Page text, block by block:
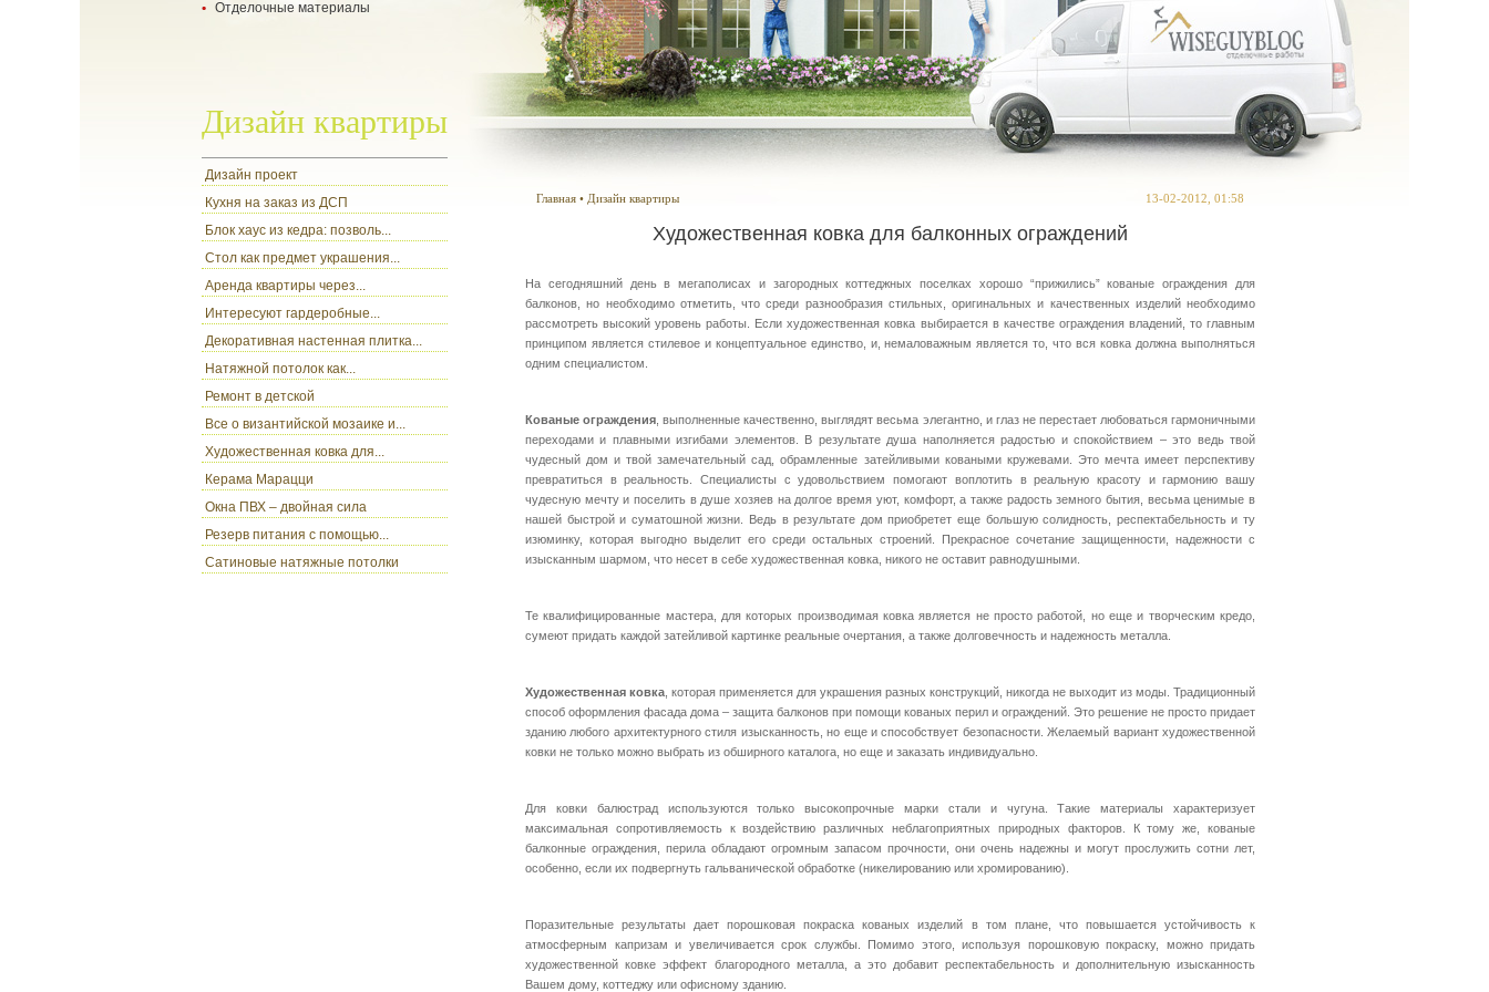
- укладка ламината
Отделочные материалы
Дизайн квартиры
Дизайн проект
Кухня на заказ из ДСП
Блок хаус из кедра: позволь...
Стол как предмет украшения...
Аренда квартиры через...
Интересуют гардеробные...
Декоративная настенная плитка...
Натяжной потолок как...
Ремонт в детской
Все о византийской мозаике и...
Художественная ковка для...
Керама Марацци
Окна ПВХ – двойная сила
Резерв питания с помощью...
Сатиновые натяжные потолки
Главная • Дизайн квартиры 13-02-2012, 01:58
Художественная ковка для балконных ограждений
На сегодняшний день в мегаполисах и загородных коттеджных поселках хорошо “прижились” кованые ограждения для
балконов, но необходимо отметить, что среди разнообразия стильных, оригинальных и качественных изделий необходимо
рассмотреть высокий уровень работы. Если художественная ковка выбирается в качестве ограждения владений, то главным
принципом является стилевое и концептуальное единство, и, немаловажным является то, что вся ковка должна выполняться
одним специалистом.
Кованые ограждения , выполненные качественно, выглядят весьма элегантно, и глаз не перестает любоваться гармоничными
переходами и плавными изгибами элементов. В результате душа наполняется радостью и спокойствием – это ведь твой
чудесный дом и твой замечательный сад, обрамленные затейливыми коваными кружевами. Это мечта имеет перспективу
превратиться в реальность. Специалисты с удовольствием помогают воплотить в реальную красоту и гармонию вашу
чудесную мечту и поселить в душе хозяев на долгое время уют, комфорт, а также радость земного бытия, весьма ценимые в
нашей быстрой и суматошной жизни. Ведь в результате дом приобретет еще большую солидность, респектабельность и ту
изюминку, которая выгодно выделит его среди остальных строений. Прекрасное сочетание защищенности, надежности с
изысканным шармом, что несет в себе художественная ковка, никого не оставит равнодушными.
Те квалифицированные мастера, для которых производимая ковка является не просто работой, но еще и творческим кредо,
сумеют придать каждой затейливой картинке реальные очертания, а также долговечность и надежность металла.
Художественная ковка , которая применяется для украшения разных конструкций, никогда не выходит из моды. Традиционный
способ оформления фасада дома – защита балконов при помощи кованых перил и ограждений. Это решение не просто придает
зданию любого архитектурного стиля изысканность, но еще и способствует безопасности. Желаемый вариант художественной
ковки не только можно выбрать из обширного каталога, но еще и заказать индивидуально.
Для ковки балюстрад используются только высокопрочные марки стали и чугуна. Такие материалы характеризует
максимальная сопротивляемость к воздействию различных неблагоприятных природных факторов. К тому же, кованые
балконные ограждения, перила обладают огромным запасом прочности, они очень надежны и могут прослужить сотни лет,
особенно, если их подвергнуть гальванической обработке (никелированию или хромированию).
Поразительные результаты дает порошковая покраска кованых изделий в том плане, что повышается устойчивость к
атмосферным капризам и увеличивается срок службы. Помимо этого, используя порошковую покраску, можно придать
художественной ковке эффект благородного металла, а это добавит респектабельность и дополнительную изысканность
Вашем дому, коттеджу или офисному зданию.